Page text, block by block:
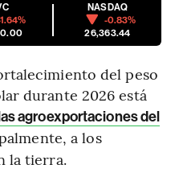
NASDAQ
-0.83%
26,363.44
del peso
durante 2026 está
agroexportaciones del
a los
la tierra.